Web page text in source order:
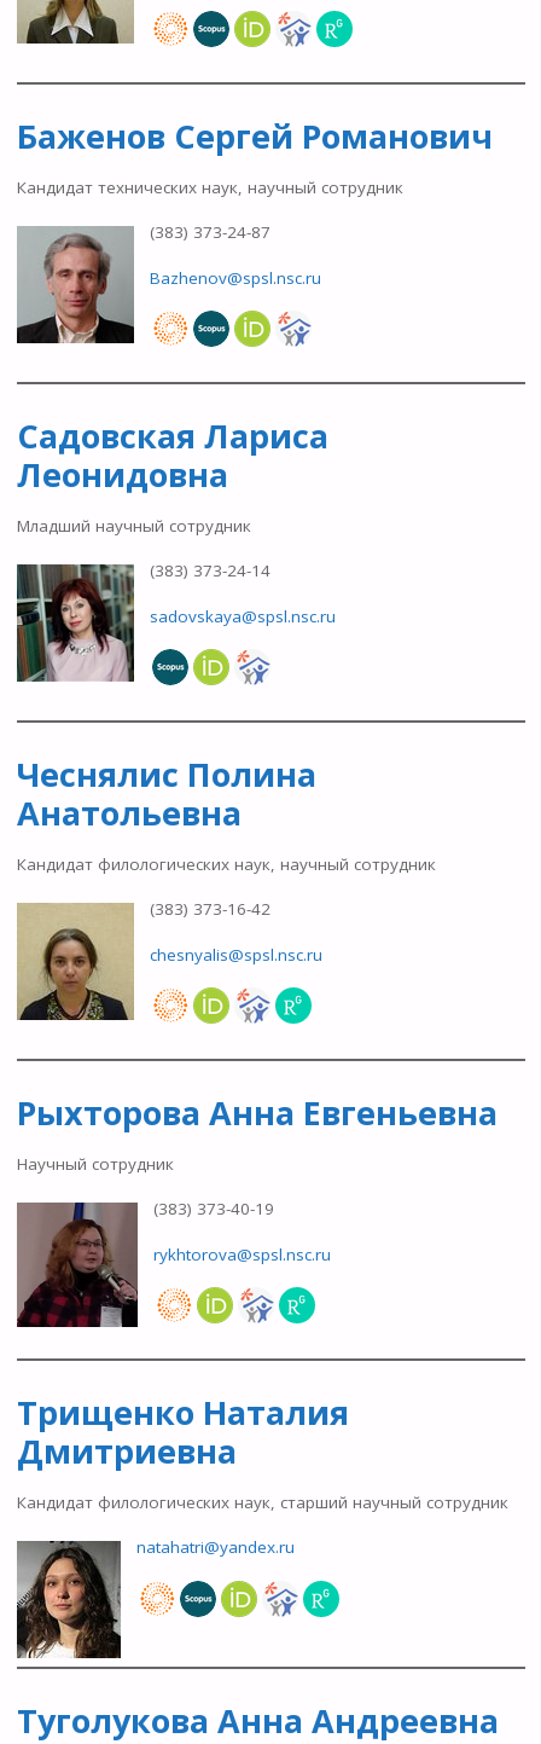
Баженов Сергей Романович
Кандидат технических наук, научный сотрудник
(383) 373-24-87
Bazhenov@spsl.nsc.ru
Садовская Лариса
Леонидовна
Младший научный сотрудник
(383) 373-24-14
sadovskaya@spsl.nsc.ru
Чеснялис Полина
Анатольевна
Кандидат филологических наук, научный сотрудник
(383) 373-16-42
chesnyalis@spsl.nsc.ru
Рыхторова Анна Евгеньевна
Научный сотрудник
(383) 373-40-19
rykhtorova@spsl.nsc.ru
Трищенко Наталия
Дмитриевна
Кандидат филологических наук, старший научный сотрудник
natahatri@yandex.ru
Туголукова Анна Андреевна